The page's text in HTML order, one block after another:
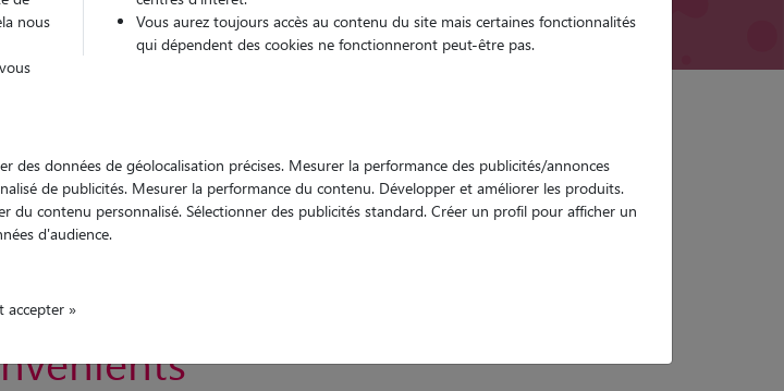
Trouver mon Pet Sitter
prix, intérêt, avantages et
nous
Vous aurez toujours accès au contenu du site mais certaines fonctionnalités
qui dépendent des cookies ne fonctionneront peut-être pas.
données de géolocalisation précises. Mesurer la performance des publicités/annonces
de publicités. Mesurer la performance du contenu. Développer et améliorer les produits.
contenu personnalisé. Sélectionner des publicités standard. Créer un profil pour afficher un
d'audience.
accepter »